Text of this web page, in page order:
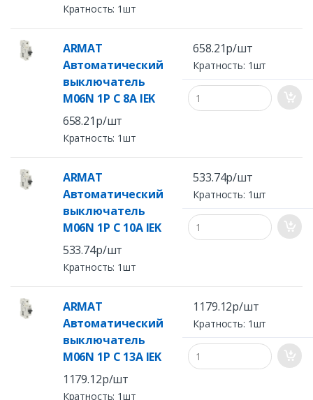
Кратность: 1шт
ARMAT
Автоматический
выключатель
M06N 1P C 8А IEK
658.21р/шт
Кратность: 1шт
658.21р/шт
Кратность: 1шт
ARMAT
Автоматический
выключатель
M06N 1P C 10А IEK
533.74р/шт
Кратность: 1шт
533.74р/шт
Кратность: 1шт
ARMAT
Автоматический
выключатель
M06N 1P C 13А IEK
1179.12р/шт
Кратность: 1шт
1179.12р/шт
Кратность: 1шт